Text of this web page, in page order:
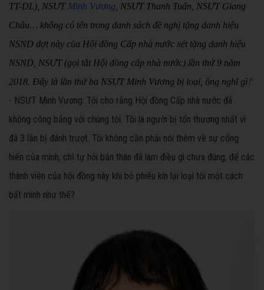
TT-DL), NSƯT Minh Vương , NSƯT Thanh Tuấn, NSƯT Giang
Châu… không có tên trong danh sách đề nghị tặng danh hiệu
NSND đợt này của Hội đồng Cấp nhà nước xét tặng danh hiệu
NSND, NSƯT (gọi tắt Hội đồng cấp nhà nước) lần thứ 9 năm
2018. Đây là lần thứ ba NSƯT Minh Vương bị loại, ông nghĩ gì?
- NSƯT Minh Vương: Tôi cho rằng Hội đồng Cấp nhà nước đã
không công bằng với chúng tôi. Tôi là người bị tổn thương nhất vì
đã 3 lần bị đánh trượt. Tôi không cần phải nói thêm về sự cống
hiến của mình, chỉ tự hỏi bản thân đã làm điều gì chưa đúng, để các
thành viên của hội đồng này khi bỏ phiếu kín lại loại tôi một cách
bất minh như thế?